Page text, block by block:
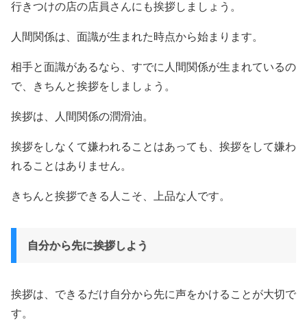
行きつけの店の店員さんにも挨拶しましょう。
人間関係は、面識が生まれた時点から始まります。
相手と面識があるなら、すでに人間関係が生まれているの
で、きちんと挨拶をしましょう。
挨拶は、人間関係の潤滑油。
挨拶をしなくて嫌われることはあっても、挨拶をして嫌わ
れることはありません。
きちんと挨拶できる人こそ、上品な人です。
自分から先に挨拶しよう
挨拶は、できるだけ自分から先に声をかけることが大切で
す。